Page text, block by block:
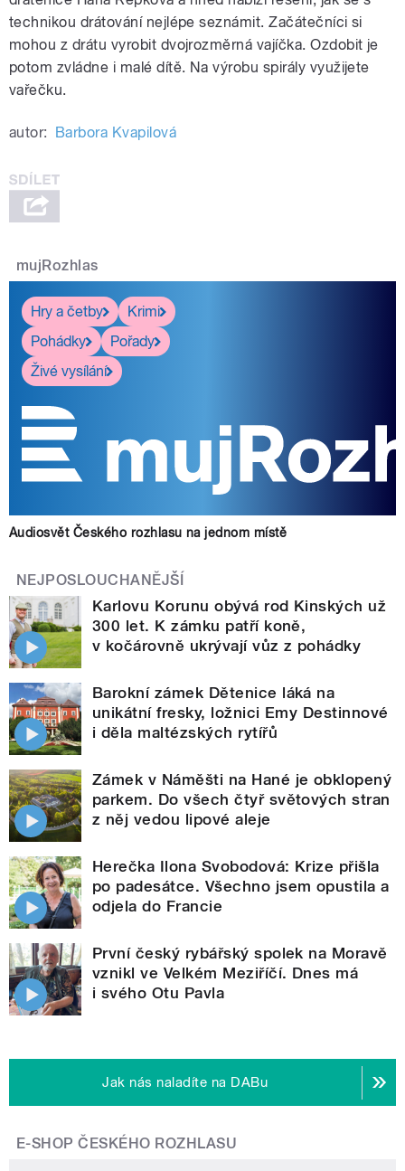
technikou drátování nejlépe seznámit. Začátečníci si
mohou z drátu vyrobit dvojrozměrná vajíčka. Ozdobit je
potom zvládne i malé dítě. Na výrobu spirály využijete
vařečku.
autor: Barbora Kvapilová
mujRozhlas
Hry a četby
Krimi
Pohádky
Pořady
Živé vysílání
Audiosvět Českého rozhlasu na jednom místě
NEJPOSLOUCHANĚJŠÍ
Karlovu Korunu obývá rod Kinských už
300 let. K zámku patří koně,
v kočárovně ukrývají vůz z pohádky
Barokní zámek Dětenice láká na
unikátní fresky, ložnici Emy Destinnové
i děla maltézských rytířů
Zámek v Náměšti na Hané je obklopený
parkem. Do všech čtyř světových stran
z něj vedou lipové aleje
Herečka Ilona Svobodová: Krize přišla
po padesátce. Všechno jsem opustila a
odjela do Francie
První český rybářský spolek na Moravě
vznikl ve Velkém Meziříčí. Dnes má
i svého Otu Pavla
Jak nás naladíte na DABu
E-SHOP ČESKÉHO ROZHLASU